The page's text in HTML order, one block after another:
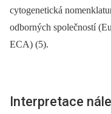
cytogenetická
odborných společností
ECA) (5).
Interpretace